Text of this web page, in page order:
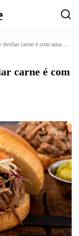
carne é com uma batedeira
carne é com